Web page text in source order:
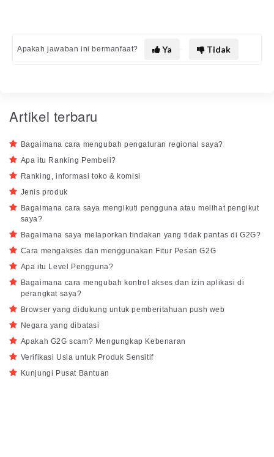
Apakah jawaban ini bermanfaat? Ya Tidak
Artikel terbaru
Bagaimana cara mengubah pengaturan regional saya?
Apa itu Ranking Pembeli?
Ranking, informasi toko & komisi
Jenis produk
Bagaimana cara saya mengikuti pengguna atau melihat pengikut
saya?
Bagaimana saya melaporkan tindakan yang tidak pantas di G2G?
Cara mengakses dan menggunakan Fitur Pesan G2G
Apa itu Level Pengguna?
Bagaimana cara mengubah kontrol akses dan izin aplikasi di
perangkat saya?
Browser yang didukung untuk pemberitahuan push web
Negara yang dibatasi
Apakah G2G scam? Mengungkap Kebenaran
Verifikasi Usia untuk Produk Sensitif
Kunjungi Pusat Bantuan